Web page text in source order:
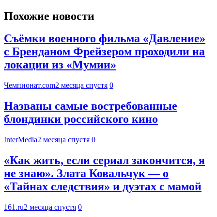
Похожие новости
Съёмки военного фильма «Давление»
с Бренданом Фрейзером проходили на
локации из «Мумии»
Чемпионат.com2 месяца спустя 0
Названы самые востребованные
блондинки российского кино
InterMedia2 месяца спустя 0
«Как жить, если сериал закончится, я
не знаю». Злата Ковальчук — о
«Тайнах следствия» и дуэтах с мамой
161.ru2 месяца спустя 0